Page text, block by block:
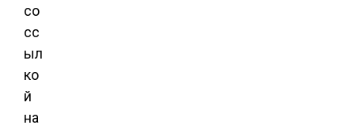
со
сс
ыл
ко
й
на